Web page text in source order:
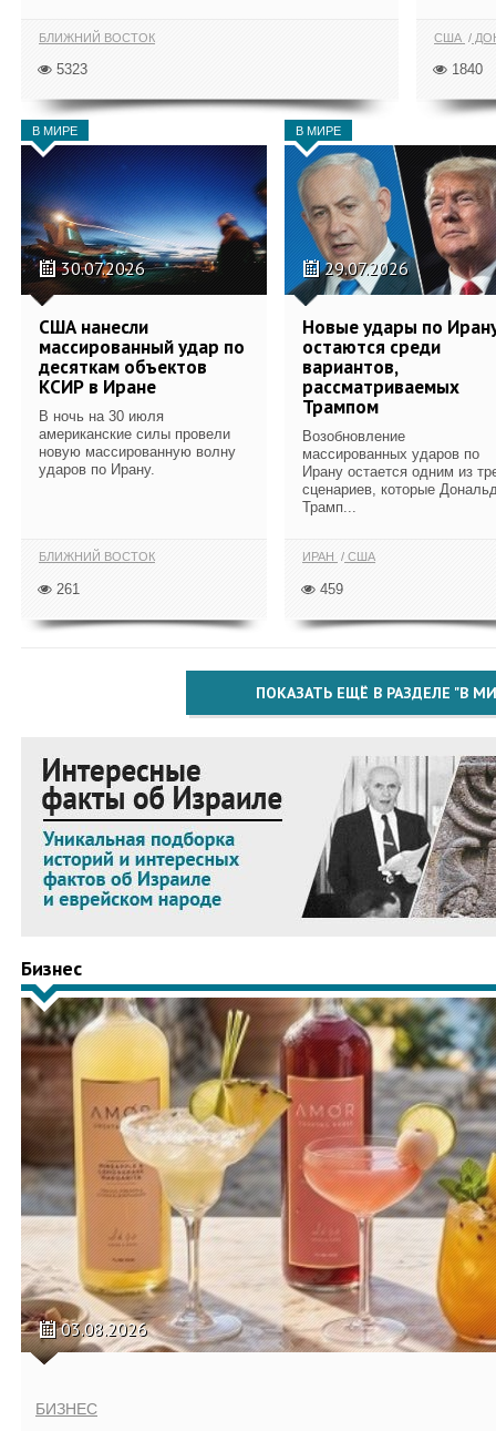
БЛИЖНИЙ ВОСТОК
5323
США
1840
В МИРЕ
30.07.2026
США нанесли
массированный удар по
десяткам объектов
КСИР в Иране
В ночь на 30 июля
американские силы провели
новую массированную волну
ударов по Ирану.
БЛИЖНИЙ ВОСТОК
261
В МИРЕ
29.07.2026
Новые удары по
остаются среди
вариантов,
рассматриваемых
Трампом
Возобновление
массированных ударов по
Ирану остается одним из
сценариев, которые
Трамп...
ИРАН США
459
ПОКАЗАТЬ ЕЩЁ В РАЗДЕЛЕ "В
Бизнес
03.08.2026
БИЗНЕС